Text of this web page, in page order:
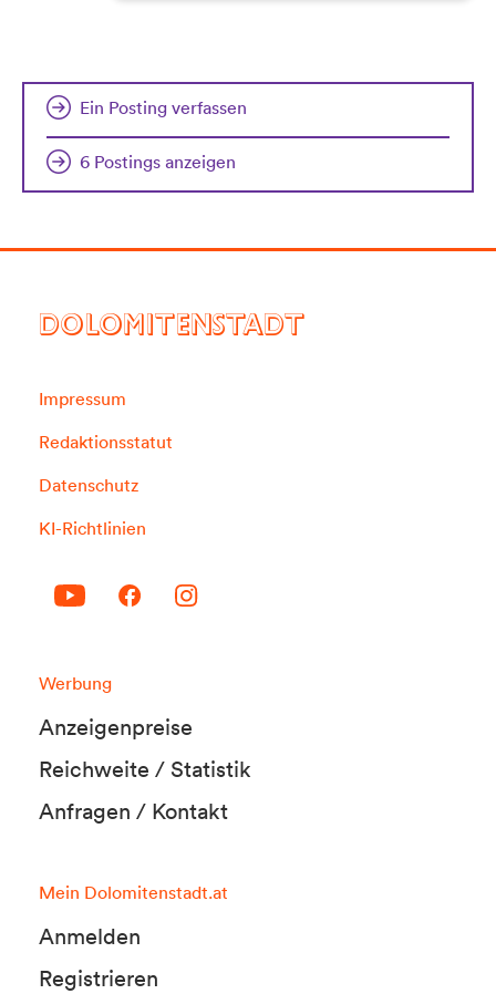
Ein Posting verfassen
6 Postings anzeigen
DOLOMITENSTADT
Impressum
Redaktionsstatut
Datenschutz
KI-Richtlinien
Werbung
Anzeigenpreise
Reichweite / Statistik
Anfragen / Kontakt
Mein Dolomitenstadt.at
Anmelden
Registrieren